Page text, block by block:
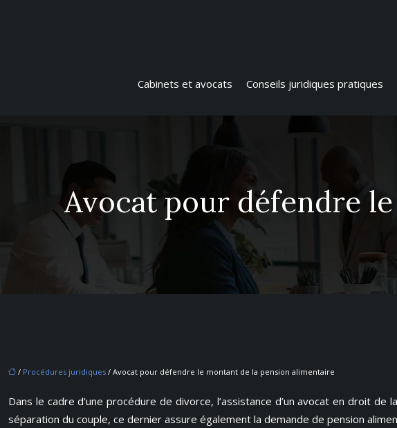
Cabinets et avocats Conseils juridiques pratiques
Avocat pour défendre
/ Procédures juridiques / Avocat pour défendre le montant de la pension alimentaire
Dans le cadre d’une procédure de divorce, l’assistance d’un avocat en droit
séparation du couple, ce dernier assure également la demande de pension